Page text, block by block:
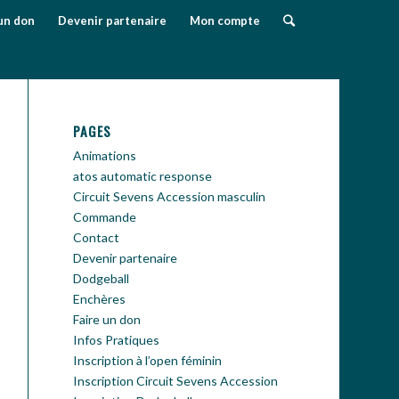
don Devenir partenaire Mon compte
PAGES
Animations
atos automatic response
Circuit Sevens Accession masculin
Commande
Contact
Devenir partenaire
Dodgeball
Enchères
Faire un don
Infos Pratiques
Inscription à l’open féminin
Inscription Circuit Sevens Accession